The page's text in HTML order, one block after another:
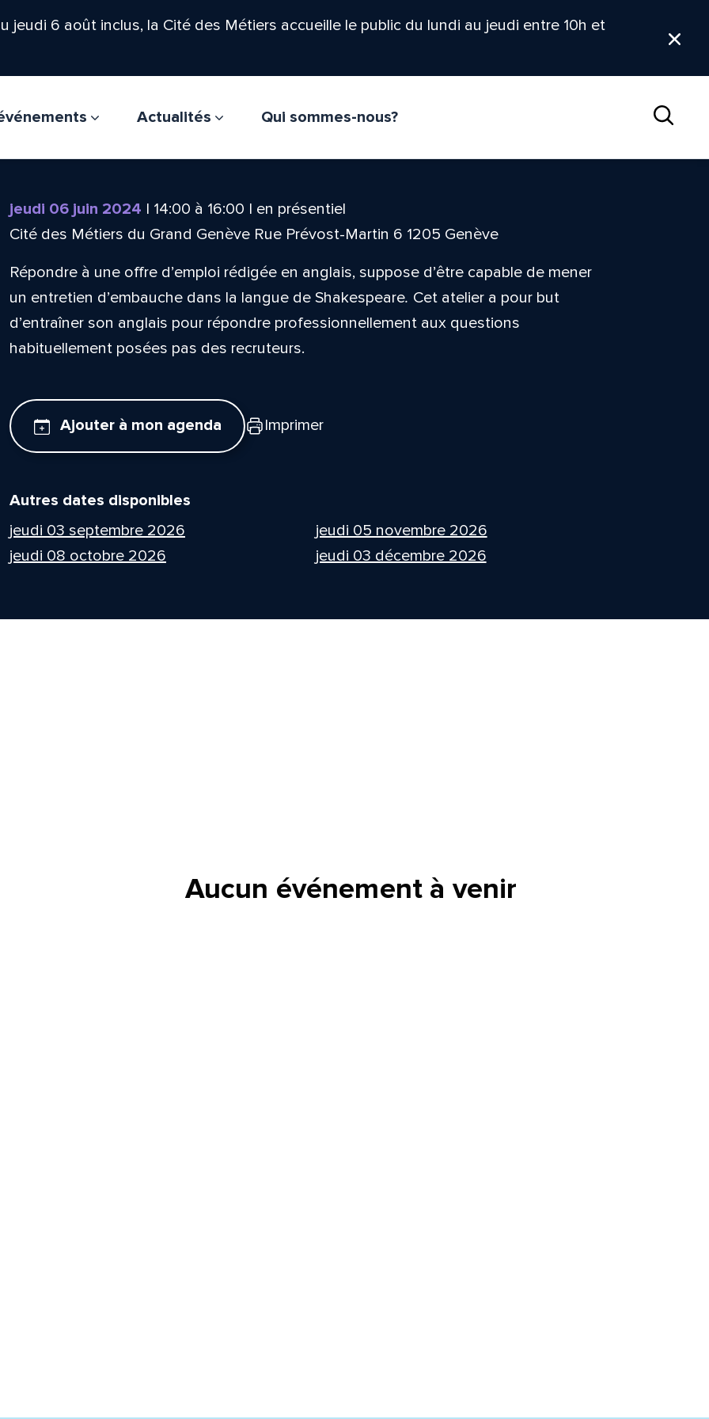
6 août inclus, la Cité des Métiers accueille le public du lundi au jeudi entre 10h et
Actualités
Qui sommes-nous?
jeudi 06 juin 2024 | 14:00 à 16:00 | en présentiel
Cité des Métiers du Grand Genève Rue Prévost-Martin 6 1205 Genève
Répondre à une offre d’emploi rédigée en anglais, suppose d’être capable de mener
un entretien d’embauche dans la langue de Shakespeare. Cet atelier a pour but
d’entraîner son anglais pour répondre professionnellement aux questions
habituellement posées pas des recruteurs.
Ajouter à mon agenda Imprimer
Autres dates disponibles
jeudi 03 septembre 2026
jeudi 08 octobre 2026
jeudi 05 novembre 2026
jeudi 03 décembre 2026
Aucun événement à venir